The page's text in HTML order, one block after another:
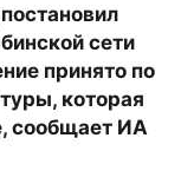
сети
принято по
которая
сообщает ИА